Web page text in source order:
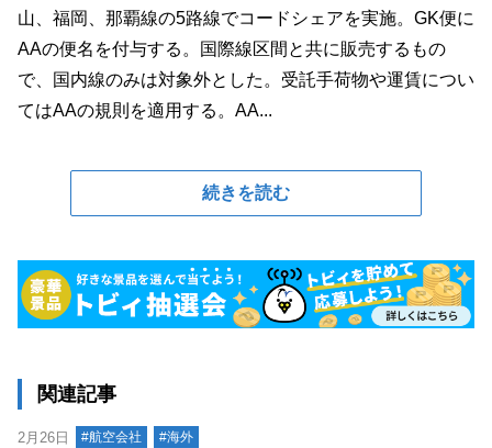
山、福岡、那覇線の5路線でコードシェアを実施。GK便に
AAの便名を付与する。国際線区間と共に販売するもの
で、国内線のみは対象外とした。受託手荷物や運賃につい
てはAAの規則を適用する。AA...
続きを読む
関連記事
2月26日 #航空会社 #海外